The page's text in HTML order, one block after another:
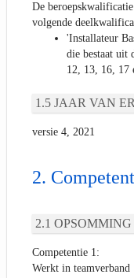
De
volgende
'Installateur
die bestaat uit
12, 13, 16, 17
JAAR VAN
versie 4, 2021
Competentie 1:
Werkt in teamverband